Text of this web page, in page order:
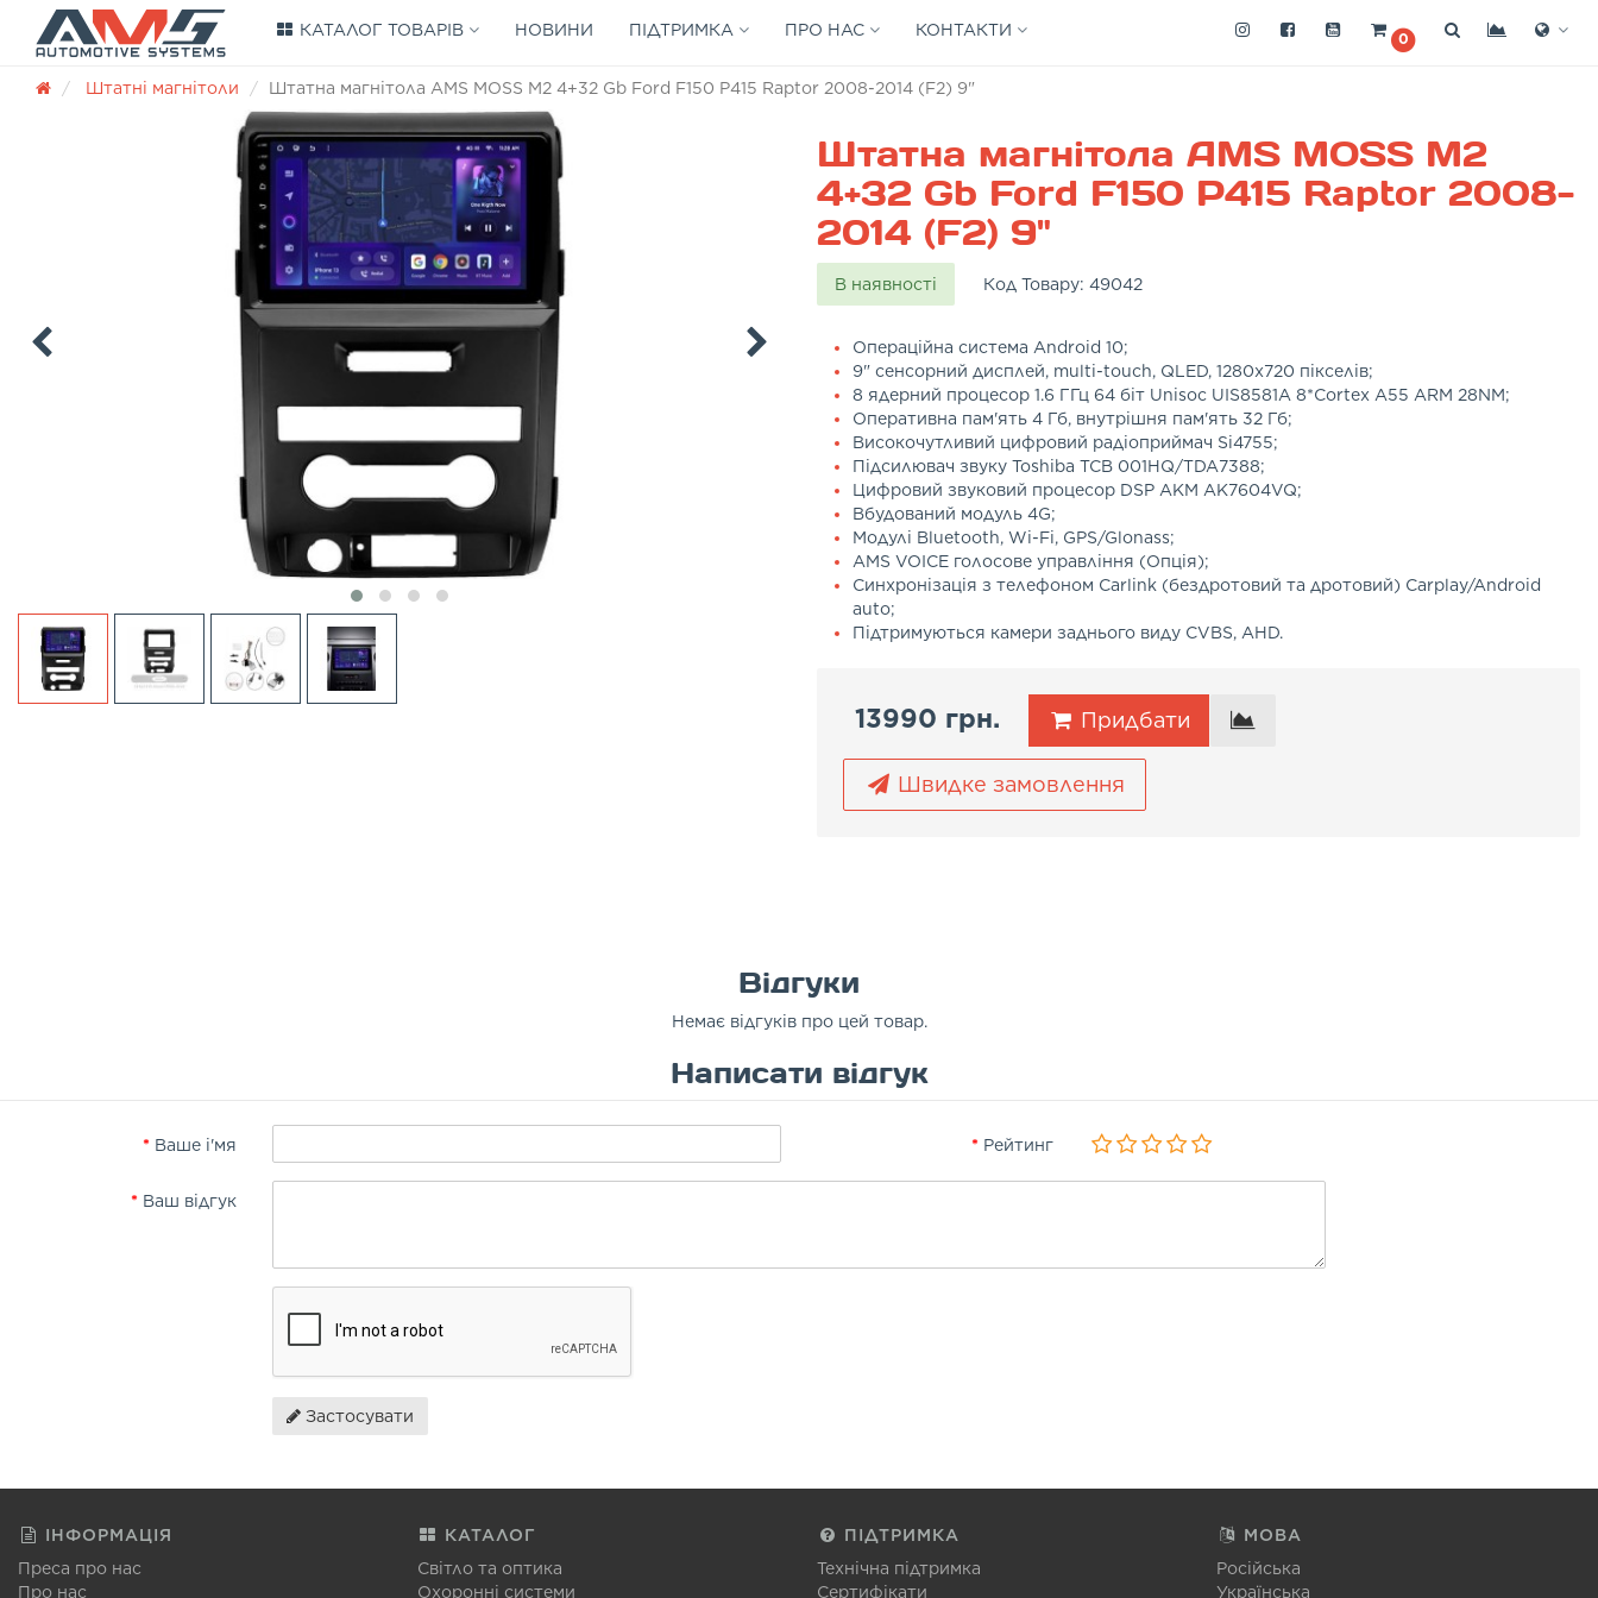
КАТАЛОГ ТОВАРІВ НОВИНИ ПІДТРИМКА ПРО НАС КОНТАКТИ 0
Штатні магнітоли Штатна магнітола AMS MOSS M2 4+32 Gb Ford F150 P415 Raptor 2008-2014 (F2) 9"
Штатна магнітола AMS MOSS M2
4+32 Gb Ford F150 P415 Raptor 2008-
2014 (F2) 9"
В наявності Код Товару: 49042
Операційна система Android 10;
9" сенсорний дисплей, multi-touch, QLED, 1280x720 пікселів;
8 ядерний процесор 1.6 ГГц 64 біт Unisoc UIS8581A 8*Cortex A55 ARM 28NM;
Оперативна пам'ять 4 Гб, внутрішня пам'ять 32 Гб;
Високочутливий цифровий радіоприймач Si4755;
Підсилювач звуку Toshiba TCB 001HQ/TDA7388;
Цифровий звуковий процесор DSP AKM AK7604VQ;
Вбудований модуль 4G;
Модулі Bluetooth, Wi-Fi, GPS/Glonass;
AMS VOICE голосове управління (Опція);
Синхронізація з телефоном Carlink (бездротовий та дротовий) Carplay/Android
auto;
Підтримуються камери заднього виду CVBS, AHD.
13990 грн. Придбати
Швидке замовлення
Відгуки
Немає відгуків про цей товар.
Написати відгук
Ваше і'мя Рейтинг
Ваш відгук
Застосувати
ІНФОРМАЦІЯ
Преса про нас
Про нас
КАТАЛОГ
Світло та оптика
Охоронні системи
ПІДТРИМКА
Технічна підтримка
Сертифікати
МОВА
Російська
Українська